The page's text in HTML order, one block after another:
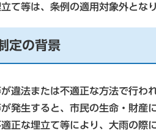
て等は、条例の適用対象外とな
定の背景
違法または不適正な方法で行わ
発生すると、市民の生命・財産
正な埋立て等により、大雨の際